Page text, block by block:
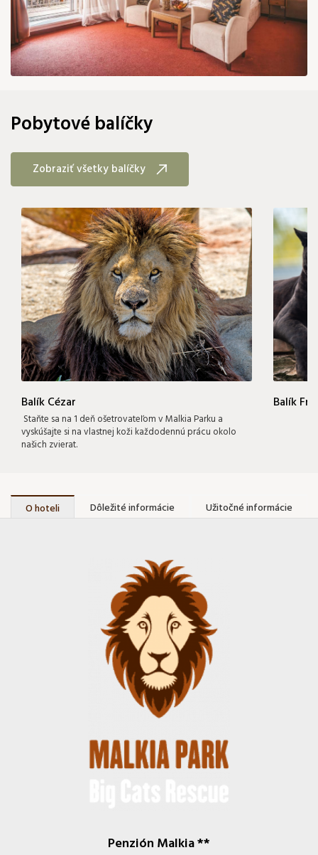
Pobytové balíčky
Zobraziť všetky balíčky
Balík Cézar
Staňte sa na 1 deň ošetrovateľom v Malkia Parku a
vyskúšajte si na vlastnej koži každodennú prácu okolo
našich zvierat.
Balík
O hoteli Dôležité informácie Užitočné informácie
Penzión Malkia **